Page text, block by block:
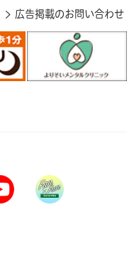
広告掲載のお問い合わせ